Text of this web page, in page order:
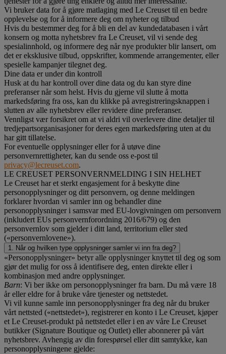
Vi bruker data for å gjøre matlaging med Le Creuset til en bedre
opplevelse og for å informere deg om nyheter og tilbud
Hvis du bestemmer deg for å bli en del av kundedatabasen i vårt
konsern og motta nyhetsbrev fra Le Creuset, vil vi sende deg
spesialinnhold, og informere deg når nye produkter blir lansert, om
det er eksklusive tilbud, oppskrifter, kommende arrangementer, eller
spesielle kampanjer tilegnet deg.
Dine data er under din kontroll
Husk at du har kontroll over dine data og du kan styre dine
preferanser når som helst. Hvis du gjerne vil slutte å motta
markedsføring fra oss, kan du klikke på avregistreringsknappen i
slutten av alle nyhetsbrev eller revidere dine preferanser.
Vennligst vær forsikret om at vi aldri vil overlevere dine detaljer til
tredjepartsorganisasjoner for deres egen markedsføring uten at du
har gitt tillatelse.
For eventuelle opplysninger eller for å utøve dine
personvernrettigheter, kan du sende oss e-post til
privacy@lecreuset.com.
LE CREUSET PERSONVERNMELDING I SIN HELHET
Le Creuset har et sterkt engasjement for å beskytte dine
personopplysninger og ditt personvern, og denne meldingen
forklarer hvordan vi samler inn og behandler dine
personopplysninger i samsvar med EU-lovgivningen om personvern
(inkludert EUs personvernforordning 2016/679) og den
personvernlov som gjelder i ditt land, territorium eller sted
(«personvernlovene»).
1. Når og hvilken type opplysninger samler vi inn fra deg?
«Personopplysninger» betyr alle opplysninger knyttet til deg og som
gjør det mulig for oss å identifisere deg, enten direkte eller i
kombinasjon med andre opplysninger.
Barn: Vi ber ikke om personopplysninger fra barn. Du må være 18
år eller eldre for å bruke våre tjenester og nettstedet.
Vi vil kunne samle inn personopplysninger fra deg når du bruker
vårt nettsted («nettstedet»), registrerer en konto i Le Creuset, kjøper
et Le Creuset-produkt på nettstedet eller i en av våre Le Creuset
butikker (Signature Boutique og Outlet) eller abonnerer på vårt
nyhetsbrev. Avhengig av din forespørsel eller ditt samtykke, kan
personopplysningene gjelde: